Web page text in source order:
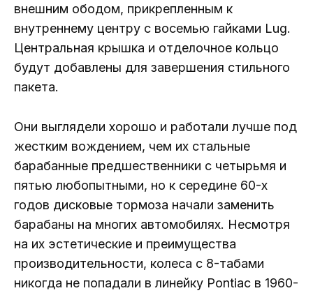
внешним ободом, прикрепленным к
внутреннему центру с восемью гайками Lug.
Центральная крышка и отделочное кольцо
будут добавлены для завершения стильного
пакета.
Они выглядели хорошо и работали лучше под
жестким вождением, чем их стальные
барабанные предшественники с четырьмя и
пятью любопытными, но к середине 60-х
годов дисковые тормоза начали заменить
барабаны на многих автомобилях. Несмотря
на их эстетические и преимущества
производительности, колеса с 8-табами
никогда не попадали в линейку Pontiac в 1960-